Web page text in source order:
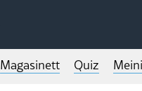
Magasinett Quiz